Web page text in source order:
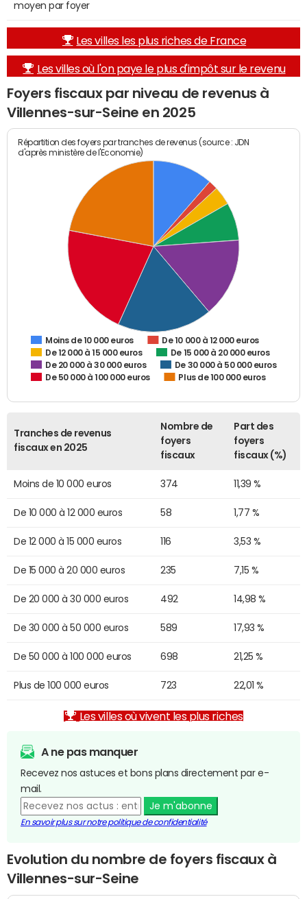
moyen par foyer
Les villes les plus riches de France
Les villes où l'on paye le plus d'impôt sur le revenu
Foyers fiscaux par niveau de revenus à
Villennes-sur-Seine en 2025
Répartition des foyers par tranches de revenus (source : JDN
d'après ministère de l'Economie)
Moins de 10 000 euros
De 10 000 à 12 000 euros
De 12 000 à 15 000 euros
De 15 000 à 20 000 euros
De 20 000 à 30 000 euros
De 30 000 à 50 000 euros
De 50 000 à 100 000 euros
Plus de 100 000 euros
Tranches de revenus
fiscaux en 2025
Nombre de
foyers
fiscaux
Part des
foyers
fiscaux (%)
Moins de 10 000 euros 374 11,39 %
De 10 000 à 12 000 euros 58 1,77 %
De 12 000 à 15 000 euros 116 3,53 %
De 15 000 à 20 000 euros 235 7,15 %
De 20 000 à 30 000 euros 492 14,98 %
De 30 000 à 50 000 euros 589 17,93 %
De 50 000 à 100 000 euros 698 21,25 %
Plus de 100 000 euros 723 22,01 %
Les villes où vivent les plus riches
A ne pas manquer
Recevez nos astuces et bons plans directement par e-
mail.
Je m'abonne
En savoir plus sur notre politique de confidentialité
Evolution du nombre de foyers fiscaux à
Villennes-sur-Seine